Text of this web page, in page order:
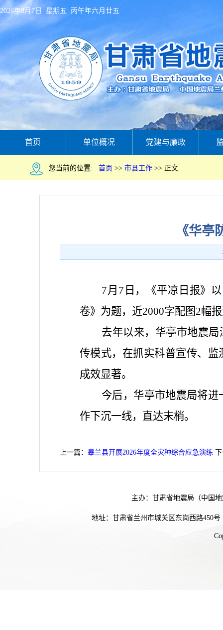
2026年8月7日 星期五 丙午年六月廿五
首页 单位概况 党建与廉政
您当前的位置: 首页 >> 市县工作 >> 正文
《华
7月7日，《平凉日报》
卷》为题，近2000字配图2幅
去年以来，华亭市地震
传模式，在抓实科普宣传、
成效显著。
今后，华亭市地震局将进
作下沉一线，直达末梢。
上一篇： 皋兰县开展2026年度全灾种综合应急演练
主办：甘肃省地震局（中国
地址：甘肃省兰州市城关区东岗西路450号